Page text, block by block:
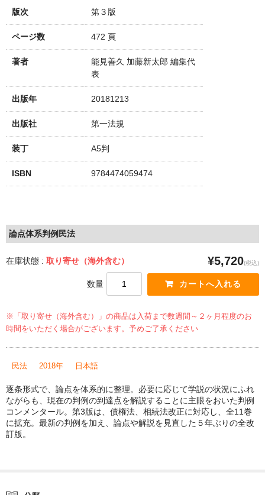
版次 第３版
ページ数 472 頁
著者
能見善久 加藤新太郎 編集代
表
出版年 20181213
出版社 第一法規
装丁 A5判
ISBN 9784474059474
論点体系判例民法
在庫状態 : 取り寄せ（海外含む） ¥5,720(税込)
数量
※「取り寄せ（海外含む）」の商品は入荷まで数週間～２ヶ月程度のお
時間をいただく場合がございます。予めご了承ください
民法 2018年 日本語
逐条形式で、論点を体系的に整理。必要に応じて学説の状況にふれ
ながらも、現在の判例の到達点を解説することに主眼をおいた判例
コンメンタール。第3版は、債権法、相続法改正に対応し、全11巻
に拡充。最新の判例を加え、論点や解説を見直した５年ぶりの全改
訂版。